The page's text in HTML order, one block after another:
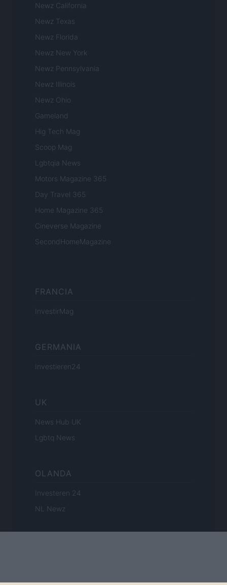
Newz California
Newz Texas
Newz Florida
Newz New York
Newz Pennsylvania
Newz Illinois
Newz Ohio
Gameland
Hig Tech Mag
Scoop Mag
Lgbtqia News
Motors Magazine 365
Day Travel 365
Home Magazine 365
Cineverse Magazine
SecondHomeMagazine
FRANCIA
InvestirMag
GERMANIA
Investieren24
UK
News Hub UK
Lgbtq News
OLANDA
Investeren 24
NL Newz